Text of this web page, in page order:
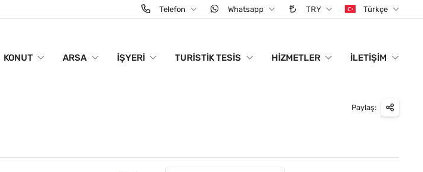
Telefon Whatsapp TRY Türkçe
KONUT ARSA İŞYERI TURISTIK TESIS HIZMETLER İLETIŞIM
Paylaş: